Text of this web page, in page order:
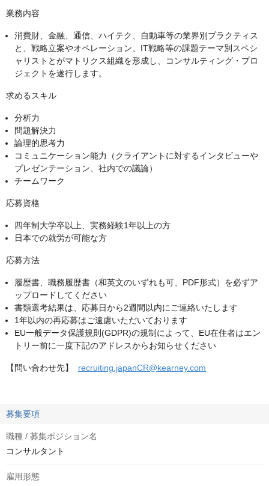
業務内容
消費財、金融、通信、ハイテク、自動車等の業界別プラクティス
と、戦略立案やオペレーション、IT戦略等の課題テーマ別スペシ
ャリストとがマトリクス組織を形成し、コンサルティング・プロ
ジェクトを遂行します。
求めるスキル
分析力
問題解決力
論理的思考力
コミュニケーション能力（クライアントに対するインタビューや
プレゼンテーション、社内での議論）
チームワーク
応募資格
四年制大学卒以上、実務経験1年以上の方
日本での就労が可能な方
応募方法
履歴書、職務履歴書（和英文のいずれも可、PDF形式）を必ずア
ップロードしてください
書類選考結果は、応募日から2週間以内にご連絡いたします
1年以内の再応募はご遠慮いただいております
EU一般データ保護規則(GDPR)の規制によって、EU在住者はエン
トリー前に一度下記のアドレスからお知らせください
【問い合わせ先】 recruiting.japanCR@kearney.com
募集要項
職種 / 募集ポジション名
コンサルタント
雇用形態